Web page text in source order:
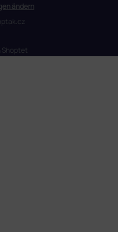
Shoptet
ändern